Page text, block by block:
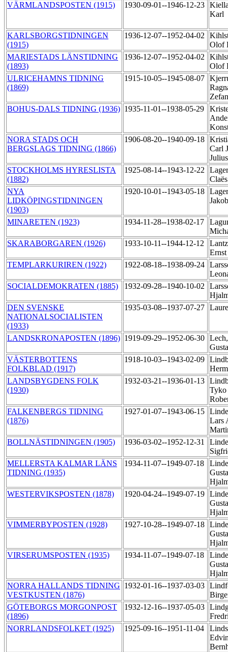
VÄRMLANDSPOSTEN (1915)
1930-09-01--1946-12-23
Karl
KARLSBORGSTIDNINGEN
(1915)
1936-12-07--1952-04-02
Olof
MARIESTADS LÄNSTIDNING
(1893)
1936-12-07--1952-04-02
Olof
ULRICEHAMNS TIDNING
(1869)
1915-10-05--1945-08-07
BOHUS-DALS TIDNING (1936) 1935-11-01--1938-05-29
NORA STADS OCH
BERGSLAGS TIDNING (1866)
1906-08-20--1940-09-18
Carl
STOCKHOLMS HYRESLISTA
(1882)
1925-08-14--1943-12-22
NYA
LIDKÖPINGSTIDNINGEN
(1903)
1920-10-01--1943-05-18
MINARETEN (1923) 1934-11-28--1938-02-17
SKARABORGAREN (1926)
1933-10-11--1944-12-12
Ernst
TEMPLARKURIREN (1922)
1922-08-18--1938-09-24
SOCIALDEMOKRATEN (1885)
1932-09-28--1940-10-02
DEN SVENSKE
NATIONALSOCIALISTEN
(1933)
1935-03-08--1937-07-27
LANDSKRONAPOSTEN (1896) 1919-09-29--1952-06-30
VÄSTERBOTTENS
FOLKBLAD (1917)
1918-10-03--1943-02-09
LANDSBYGDENS FOLK
(1930)
1932-03-21--1936-01-13
FALKENBERGS TIDNING
(1876)
1927-01-07--1943-06-15
Lars
BOLLNÄSTIDNINGEN (1905)
1936-03-02--1952-12-31
MELLERSTA KALMAR LÄNS
TIDNING (1935)
1934-11-07--1949-07-18
WESTERVIKSPOSTEN (1878)
1920-04-24--1949-07-19
VIMMERBYPOSTEN (1928)
1927-10-28--1949-07-18
VIRSERUMSPOSTEN (1935)
1934-11-07--1949-07-18
NORRA HALLANDS TIDNING
VESTKUSTEN (1876)
1932-01-16--1937-03-03
GÖTEBORGS MORGONPOST
(1896)
1932-12-16--1937-05-03
NORRLANDSFOLKET (1925)
1925-09-16--1951-11-04